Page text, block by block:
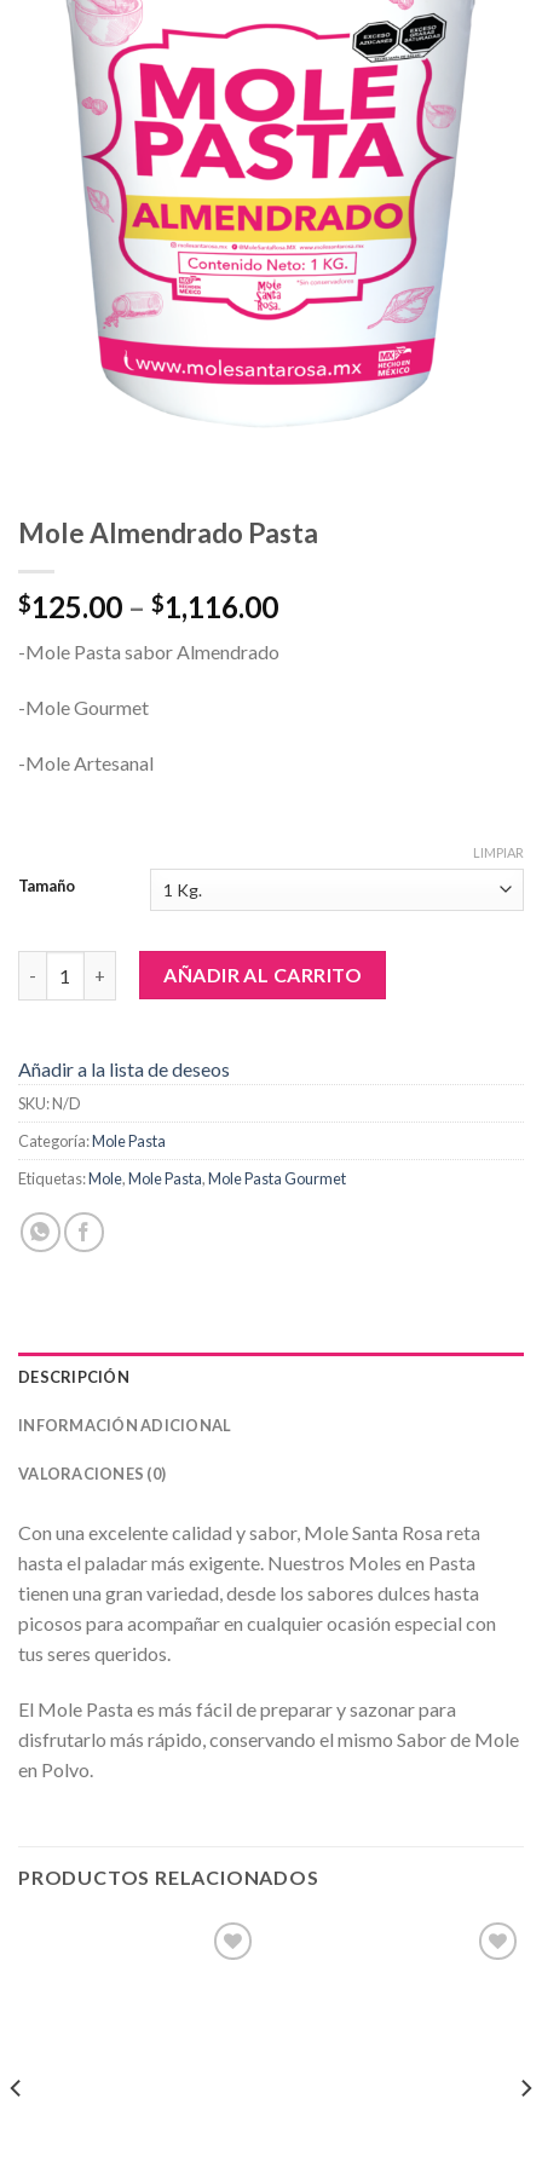
Mole Almendrado Pasta
$125.00 – $1,116.00
-Mole Pasta sabor Almendrado
-Mole Gourmet
-Mole Artesanal
Tamaño
LIMPIAR
Mole Almendrado Pasta cantidad
AÑADIR AL CARRITO
Añadir a la lista de deseos
SKU:N/D
Categoría:Mole Pasta
Etiquetas:Mole,Mole Pasta,Mole Pasta Gourmet
DESCRIPCIÓN
INFORMACIÓN ADICIONAL
VALORACIONES (0)
Con una excelente calidad y sabor, Mole Santa Rosa reta
hasta el paladar más exigente. Nuestros Moles en Pasta
tienen una gran variedad, desde los sabores dulces hasta
picosos para acompañar en cualquier ocasión especial con
tus seres queridos.
El Mole Pasta es más fácil de preparar y sazonar para
disfrutarlo más rápido, conservando el mismo Sabor de Mole
en Polvo.
PRODUCTOS RELACIONADOS